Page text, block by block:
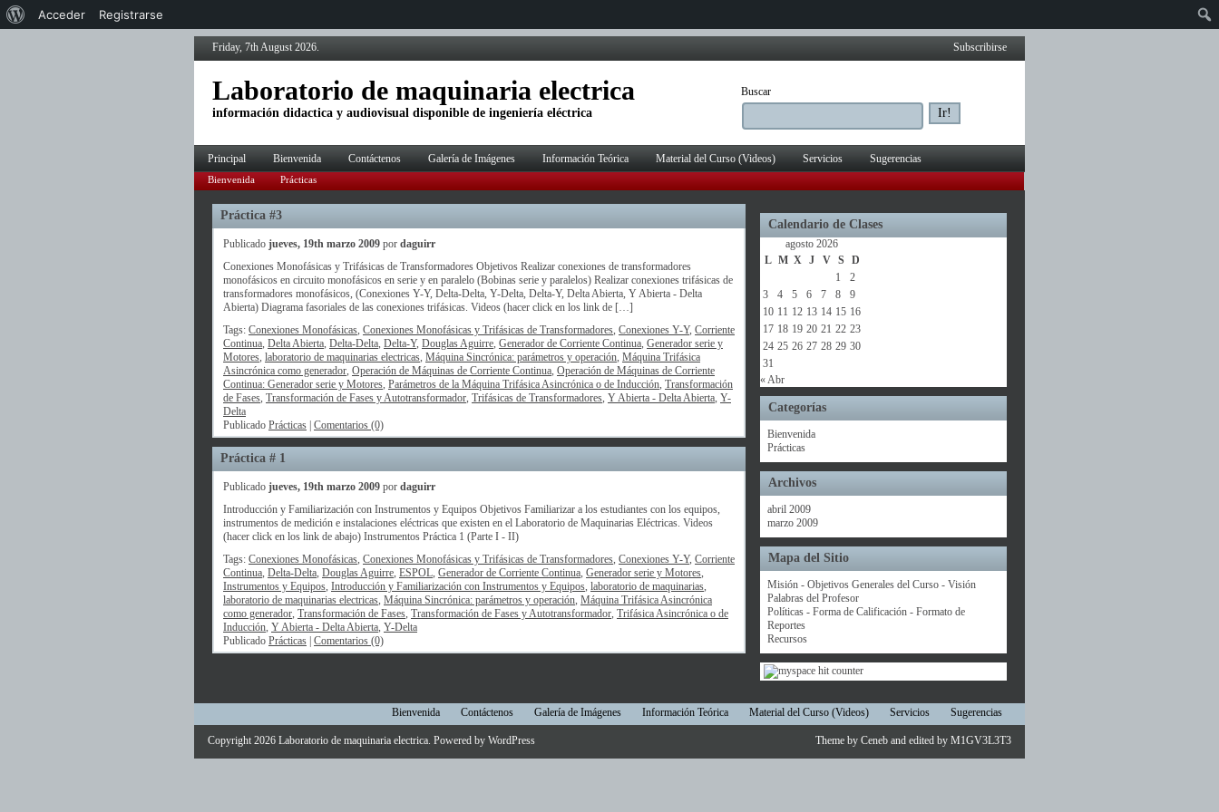
Friday, 7th August 2026. Subscribirse
Laboratorio de maquinaria electrica
información didactica y audiovisual disponible de ingeniería eléctrica
Buscar
Principal Bienvenida Contáctenos Galería de Imágenes Información Teórica Material del Curso (Videos) Servicios Sugerencias
Bienvenida Prácticas
Práctica #3
Publicado jueves, 19th marzo 2009 por daguirr
Conexiones Monofásicas y Trifásicas de Transformadores Objetivos Realizar conexiones de transformadores
monofásicos en circuito monofásicos en serie y en paralelo (Bobinas serie y paralelos) Realizar conexiones trifásicas de
transformadores monofásicos, (Conexiones Y-Y, Delta-Delta, Y-Delta, Delta-Y, Delta Abierta, Y Abierta - Delta
Abierta) Diagrama fasoriales de las conexiones trifásicas. Videos (hacer click en los link de […]
Tags: Conexiones Monofásicas, Conexiones Monofásicas y Trifásicas de Transformadores, Conexiones Y-Y, Corriente
Continua, Delta Abierta, Delta-Delta, Delta-Y, Douglas Aguirre, Generador de Corriente Continua, Generador serie y
Motores, laboratorio de maquinarias electricas, Máquina Sincrónica: parámetros y operación, Máquina Trifásica
Asincrónica como generador, Operación de Máquinas de Corriente Continua, Operación de Máquinas de Corriente
Continua: Generador serie y Motores, Parámetros de la Máquina Trifásica Asincrónica o de Inducción, Transformación
de Fases, Transformación de Fases y Autotransformador, Trifásicas de Transformadores, Y Abierta - Delta Abierta, Y-
Delta
Publicado Prácticas Comentarios (0)
Práctica # 1
Publicado jueves, 19th marzo 2009 por daguirr
Introducción y Familiarización con Instrumentos y Equipos Objetivos Familiarizar a los estudiantes con los equipos,
instrumentos de medición e instalaciones eléctricas que existen en el Laboratorio de Maquinarias Eléctricas. Videos
(hacer click en los link de abajo) Instrumentos Práctica 1 (Parte I - II)
Tags: Conexiones Monofásicas, Conexiones Monofásicas y Trifásicas de Transformadores, Conexiones Y-Y, Corriente
Continua, Delta-Delta, Douglas Aguirre, ESPOL, Generador de Corriente Continua, Generador serie y Motores,
Instrumentos y Equipos, Introducción y Familiarización con Instrumentos y Equipos, laboratorio de maquinarias,
laboratorio de maquinarias electricas, Máquina Sincrónica: parámetros y operación, Máquina Trifásica Asincrónica
como generador, Transformación de Fases, Transformación de Fases y Autotransformador, Trifásica Asincrónica o de
Inducción, Y Abierta - Delta Abierta, Y-Delta
Publicado Prácticas Comentarios (0)
Calendario de Clases
agosto 2026
L M X J V S
D
1
2
3
4 5 6 7 8
9
10 11 12 13 14 15 16
17 18 19 20 21 22 23
24 25 26 27 28 29 30
31
« Abr
Categorías
Bienvenida
Prácticas
Archivos
abril 2009
marzo 2009
Mapa del Sitio
Misión - Objetivos Generales del Curso - Visión
Palabras del Profesor
Políticas - Forma de Calificación - Formato de
Reportes
Recursos
Bienvenida Contáctenos Galería de Imágenes Información Teórica Material del Curso (Videos) Servicios Sugerencias
Copyright 2026 Laboratorio de maquinaria electrica. Powered by WordPress Theme by Ceneb and edited by M1GV3L3T3
Acerca
Acceder Registrarse